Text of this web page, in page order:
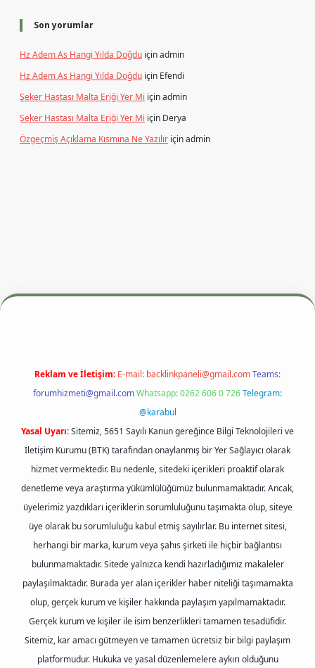
Son yorumlar
Hz Adem As Hangi Yılda Doğdu içinadmin
Hz Adem As Hangi Yılda Doğdu için Efendi
Şeker Hastası Malta Eriği Yer Mi içinadmin
Şeker Hastası Malta Eriği Yer Mi için Derya
Özgeçmiş Açıklama Kısmına Ne Yazılır içinadmin
betexper.xyzm elexbet
Reklam ve İletişim: E-mail: backlinkpaneli@gmail.comTeams:
forumhizmeti@gmail.comWhatsapp: 0262 606 0 726Telegram:
@karabul
Yasal Uyarı:Sitemiz, 5651 Sayılı Kanun gereğince Bilgi Teknolojileri ve
İletişim Kurumu (BTK) tarafından onaylanmış bir Yer Sağlayıcı olarak
hizmet vermektedir. Bu nedenle, sitedeki içerikleri proaktif olarak
denetleme veya araştırma yükümlülüğümüz bulunmamaktadır. Ancak,
üyelerimiz yazdıkları içeriklerin sorumluluğunu taşımakta olup, siteye
üye olarak bu sorumluluğu kabul etmiş sayılırlar. Bu internet sitesi,
herhangi bir marka, kurum veya şahıs şirketi ile hiçbir bağlantısı
bulunmamaktadır. Sitede yalnızca kendi hazırladığımız makaleler
paylaşılmaktadır. Burada yer alan içerikler haber niteliği taşımamakta
olup, gerçek kurum ve kişiler hakkında paylaşım yapılmamaktadır.
Gerçek kurum ve kişiler ile isim benzerlikleri tamamen tesadüfidir.
Sitemiz, kar amacı gütmeyen ve tamamen ücretsiz bir bilgi paylaşım
platformudur. Hukuka ve yasal düzenlemelere aykırı olduğunu